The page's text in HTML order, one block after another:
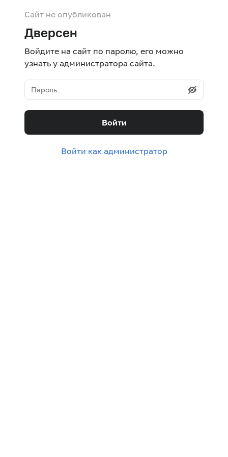
Сайт не опубликован
Дверсен
Войдите на сайт по паролю, его можно
узнать у администратора сайта.
Войти
Войти как администратор